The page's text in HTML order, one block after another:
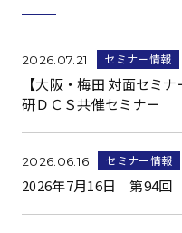
2026.07.21 セミナー情報
【大阪・梅田 対面セミ
研ＤＣＳ共催セミナー
2026.06.16 セミナー情報
2026年7月16日 第94回